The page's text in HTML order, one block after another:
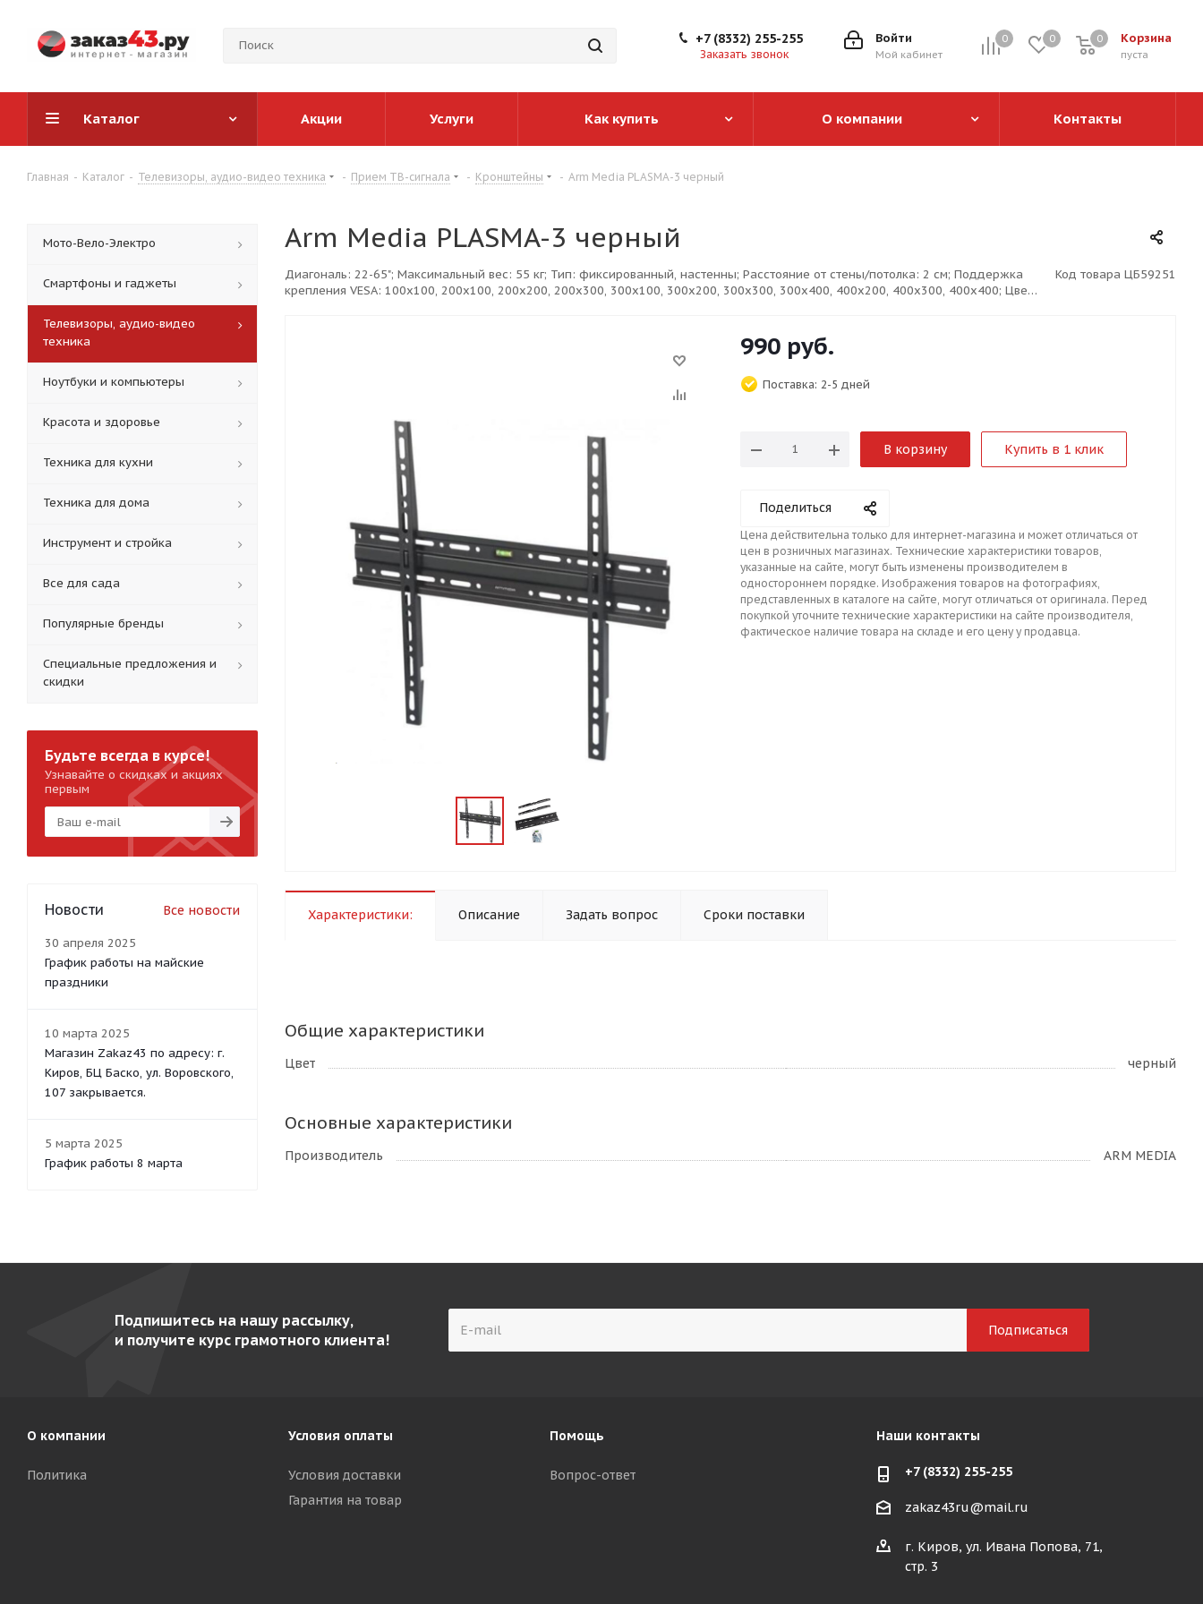
0 0 Корзина
0
пуста
0
Войти
Мой кабинет
+7 (8332) 255-255
Заказать звонок
Каталог Акции Услуги Как купить О компании Контакты
Главная - Каталог - Телевизоры, аудио-видео техника - Прием ТВ-сигнала - Кронштейны - Arm Media PLASMA-3 черный
Arm Media PLASMA-3 черный
Диагональ: 22-65"; Максимальный вес: 55 кг; Тип: фиксированный, настенны; Расстояние от стены/потолка: 2 см; Поддержка
крепления VESA: 100x100, 200x100, 200x200, 200x300, 300x100, 300x200, 300x300, 300x400, 400x200, 400x300, 400x400; Цвет:
Код товара ЦБ59251
990 руб.
Поставка: 2-5 дней
В корзину Купить в 1 клик
Поделиться
Цена действительна только для интернет-магазина и может отличаться от
цен в розничных магазинах. Технические характеристики товаров,
указанные на сайте, могут быть изменены производителем в
одностороннем порядке. Изображения товаров на фотографиях,
представленных в каталоге на сайте, могут отличаться от оригинала. Перед
покупкой уточните технические характеристики на сайте производителя,
фактическое наличие товара на складе и его цену у продавца.
Характеристики: Описание Задать вопрос Сроки поставки
Общие характеристики
Цвет черный
Основные характеристики
Производитель ARM MEDIA
Мото-Вело-Электро
Смартфоны и гаджеты
Телевизоры, аудио-видео
техника
Ноутбуки и компьютеры
Красота и здоровье
Техника для кухни
Техника для дома
Инструмент и стройка
Все для сада
Популярные бренды
Специальные предложения и
скидки
Будьте всегда в курсе!
Узнавайте о скидках и акциях
первым
Новости Все новости
30 апреля 2025
График работы на майские
праздники
10 марта 2025
Магазин Zakaz43 по адресу: г.
Киров, БЦ Баско, ул. Воровского,
107 закрывается.
5 марта 2025
График работы 8 марта
Подпишитесь на нашу рассылку,
и получите курс грамотного клиента!
О компании
Политика
Условия оплаты
Условия доставки
Гарантия на товар
Помощь
Вопрос-ответ
Наши контакты
+7 (8332) 255-255
zakaz43ru@mail.ru
г. Киров, ул. Ивана Попова, 71,
стр. 3